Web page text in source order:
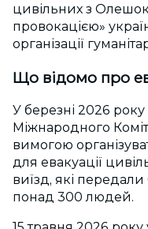
цивільних з
провокацією»
організації
Що відомо про
У березні 2026 року
Міжнародного
вимогою
для евакуації
виїзд, які
понад 300 людей.